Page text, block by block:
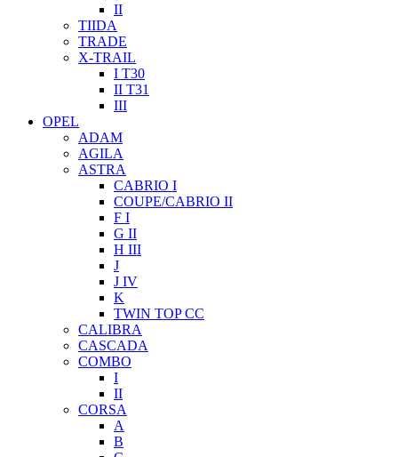
II
TIIDA
TRADE
X-TRAIL
I T30
II T31
III
OPEL
ADAM
AGILA
ASTRA
CABRIO I
COUPE/CABRIO II
F I
G II
H III
J
J IV
K
TWIN TOP CC
CALIBRA
CASCADA
COMBO
I
II
CORSA
A
B